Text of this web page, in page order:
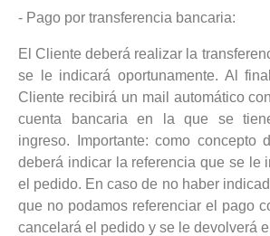
- Pago por transferencia bancaria:
El Cliente deberá realizar la
se le indicará oportunamente. Al
Cliente recibirá un mail automático
cuenta bancaria en la que se
ingreso. Importante: como concepto
deberá indicar la referencia que se le
el pedido. En caso de no haber
que no podamos referenciar el pago
cancelará el pedido y se le devolverá